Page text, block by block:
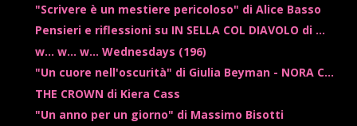
"Scrivere è un mestiere pericoloso" di Alice Basso
Pensieri e riflessioni su IN SELLA COL DIAVOLO di ...
w... w... w... Wednesdays (196)
"Un cuore nell'oscurità" di Giulia Beyman - NORA C...
THE CROWN di Kiera Cass
"Un anno per un giorno" di Massimo Bisotti